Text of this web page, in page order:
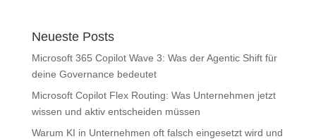
Neueste Posts
Microsoft 365 Copilot Wave 3: Was der Agentic Shift für
deine Governance bedeutet
Microsoft Copilot Flex Routing: Was Unternehmen jetzt
wissen und aktiv entscheiden müssen
Warum KI in Unternehmen oft falsch eingesetzt wird und